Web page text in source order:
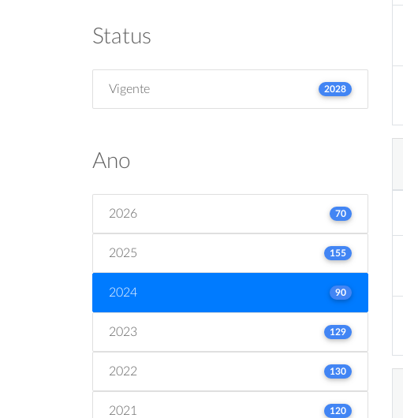
Status
Vigente 2028
Ano
2026 70
2025 155
2024 90
2023 129
2022 130
2021 120